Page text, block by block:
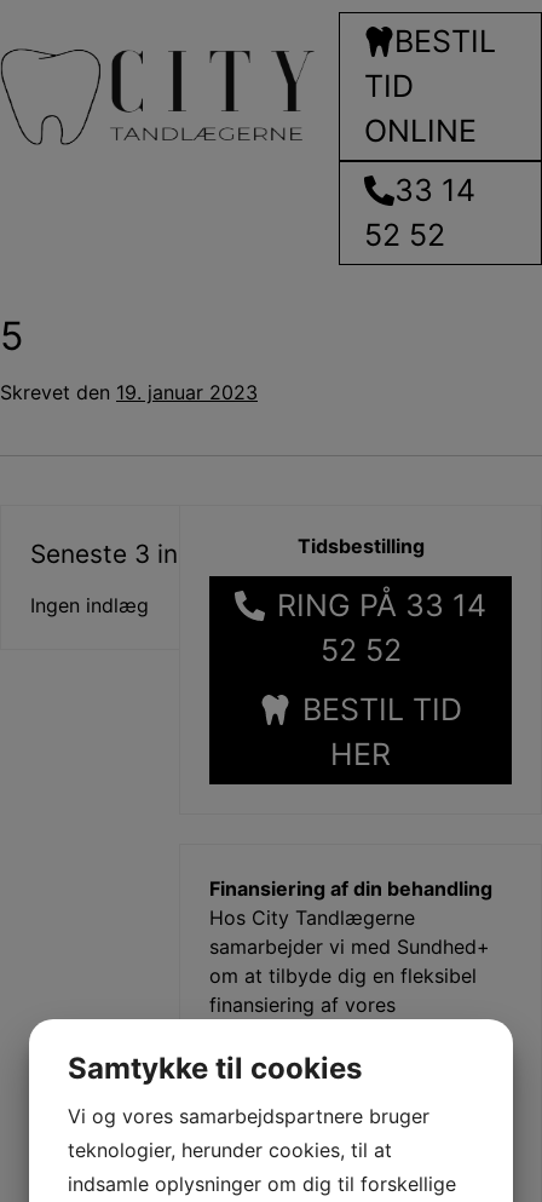
indholdet
BESTIL
TID
ONLINE
33 14
52 52
5
Skrevet den 19. januar 2023
Seneste 3 indlæg
Ingen indlæg
Tidsbestilling
RING PÅ 33 14
52 52
BESTIL TID
HER
Finansiering af din behandling
Hos City Tandlægerne
samarbejder vi med Sundhed+
om at tilbyde dig en fleksibel
finansiering af vores
Hurtigt og nemt
blive medlem af Sundhed+ og
ansøge om en kredit, som du
kan bruge til at finansiere din
Samtykke til cookies
Vi og vores samarbejdspartnere bruger
teknologier, herunder cookies, til at
indsamle oplysninger om dig til forskellige